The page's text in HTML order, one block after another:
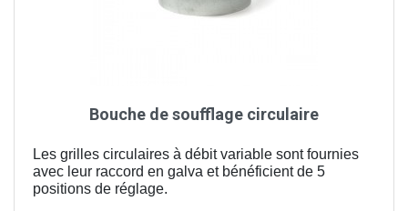
Bouche de soufflage circulaire
Les grilles circulaires à débit variable sont fournies
avec leur raccord en galva et bénéficient de 5
positions de réglage.